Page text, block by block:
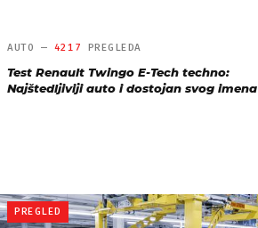
AUTO — 4217 PREGLEDA
Test Renault Twingo E-Tech techno:
Najštedljiviji auto i dostojan svog imena
PREGLED